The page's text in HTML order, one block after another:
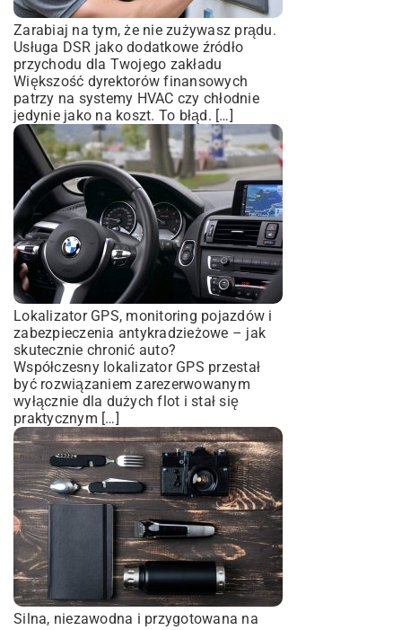
Zarabiaj na tym, że nie zużywasz prądu.
Usługa DSR jako dodatkowe źródło
przychodu dla Twojego zakładu
Większość dyrektorów finansowych
patrzy na systemy HVAC czy chłodnie
jedynie jako na koszt. To błąd. […]
Lokalizator GPS, monitoring pojazdów i
zabezpieczenia antykradzieżowe – jak
skutecznie chronić auto?
Współczesny lokalizator GPS przestał
być rozwiązaniem zarezerwowanym
wyłącznie dla dużych flot i stał się
praktycznym […]
Silna, niezawodna i przygotowana na